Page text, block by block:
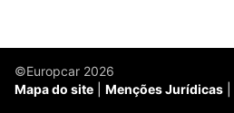
©Europcar 2026
Mapa do site
Menções Jurídicas